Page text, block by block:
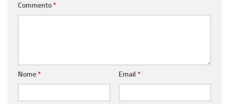
Commento*
Nome* Email *